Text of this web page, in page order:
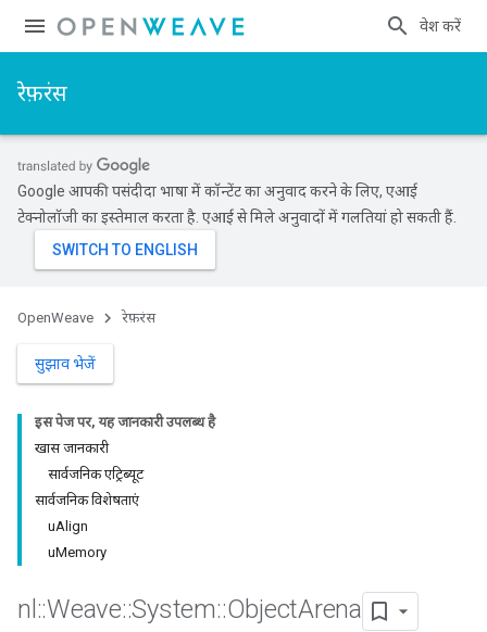
प्रवेश करें
रेफ़रंस
Google आपकी पसंदीदा भाषा में कॉन्टेंट का अनुवाद करने के लिए, एआई
टेक्नोलॉजी का इस्तेमाल करता है. एआई से मिले अनुवादों में गलतियां हो सकती हैं.
OpenWeave रेफ़रंस
सुझाव भेजें
इस पेज पर, यह जानकारी उपलब्ध है
खास जानकारी
सार्वजनिक एट्रिब्यूट
सार्वजनिक विशेषताएं
uAlign
uMemory
nl ::Weave::System::ObjectArena